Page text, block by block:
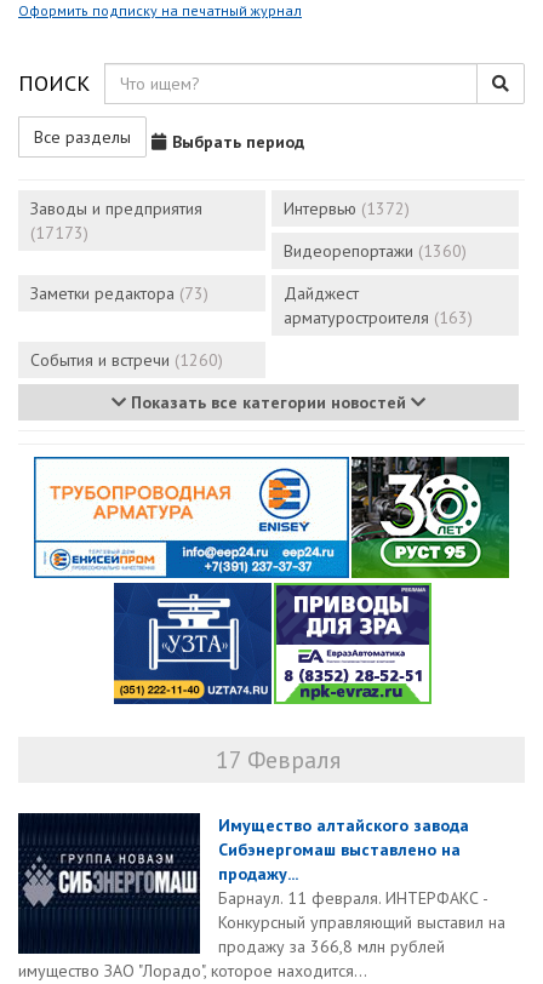
Оформить подписку на печатный журнал
ПОИСК
Все разделы Выбрать период
Заводы и предприятия
(17173)
Интервью (1372)
Видеорепортажи (1360)
Заметки редактора (73)
Дайджест
арматуростроителя (163)
События и встречи (1260)
Показать все категории новостей
17 Февраля
Имущество алтайского завода
Сибэнергомаш выставлено на
продажу...
Барнаул. 11 февраля. ИНТЕРФАКС -
Конкурсный управляющий выставил на
продажу за 366,8 млн рублей
имущество ЗАО "Лорадо", которое находится...